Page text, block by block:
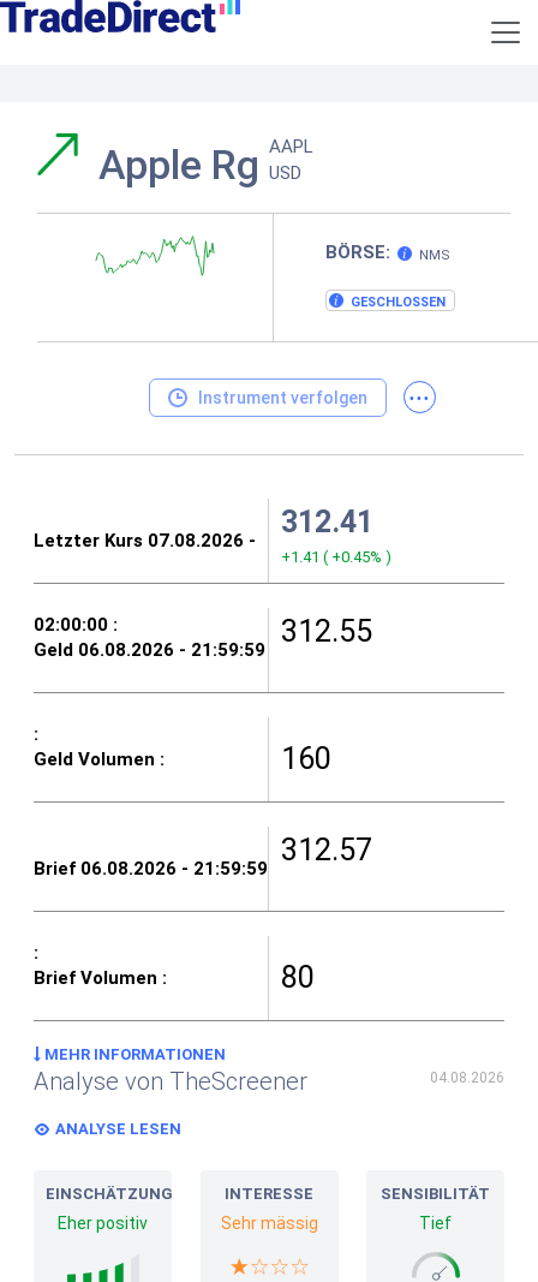
Apple Rg AAPL
USD
BÖRSE: NMS
GESCHLOSSEN
Instrument verfolgen ...
312.41
+1.41 ( +0.45% )
312.55
160
312.57
80
MEHR INFORMATIONEN
Analyse von TheScreener 04.08.2026
ANALYSE LESEN
EINSCHÄTZUNG
Eher positiv
INTERESSE
Sehr mässig
SENSIBILITÄT
Tief